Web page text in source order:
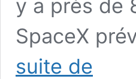
y a près de
SpaceX
suite de